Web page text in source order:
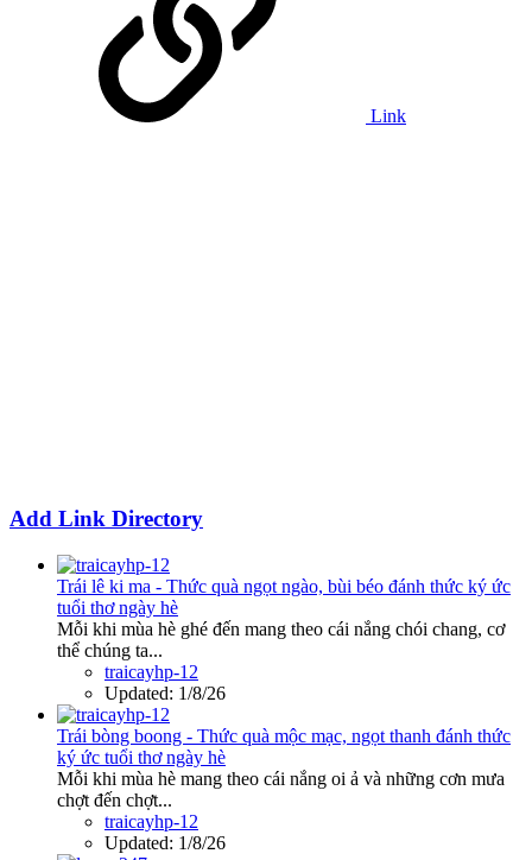
Link
Add Link Directory
Trái lê ki ma - Thức quà ngọt ngào, bùi béo đánh thức ký ức
tuổi thơ ngày hè
Mỗi khi mùa hè ghé đến mang theo cái nắng chói chang, cơ
thể chúng ta...
traicayhp-12
Updated: 1/8/26
Trái bòng boong - Thức quà mộc mạc, ngọt thanh đánh thức
ký ức tuổi thơ ngày hè
Mỗi khi mùa hè mang theo cái nắng oi ả và những cơn mưa
chợt đến chợt...
traicayhp-12
Updated: 1/8/26